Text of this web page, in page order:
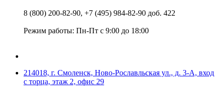
8 (800) 200-82-90, +7 (495) 984-82-90 доб. 422
Режим работы: Пн-Пт с 9:00 до 18:00
214018, г. Смоленск, Ново-Рославльская ул., д. 3-А, вход
с торца, этаж 2, офис 29